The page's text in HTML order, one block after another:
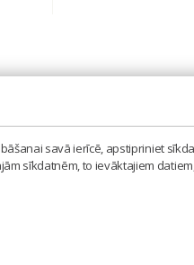
savā ierīcē, apstipriniet
sīkdatnēm, to ievāktajiem